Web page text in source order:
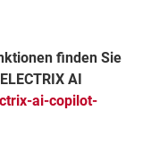
finden Sie
AI
ai-copilot-